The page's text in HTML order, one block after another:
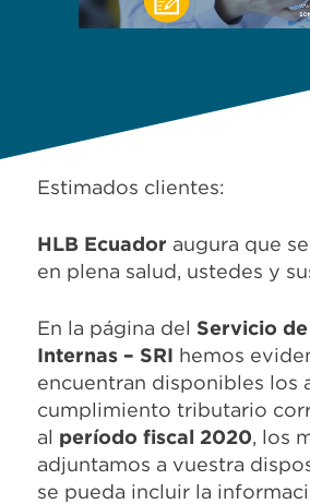
Estimados clientes:
HLB Ecuador augura que
en plena salud, ustedes y
En la página del Servicio
Internas – SRI hemos
encuentran disponibles los
cumplimiento tributario
al período fiscal 2020, los
adjuntamos a vuestra
se pueda incluir la